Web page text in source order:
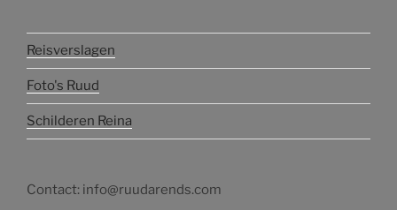
Reisverslagen
Foto's Ruud
Schilderen Reina
Contact: info@ruudarends.com